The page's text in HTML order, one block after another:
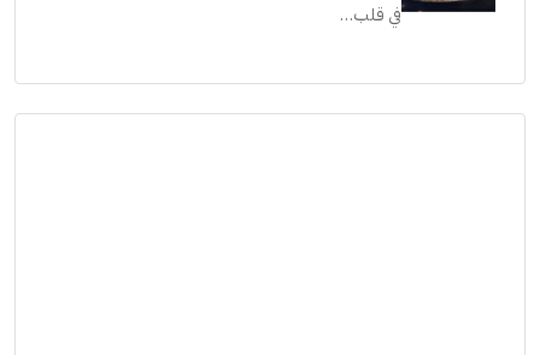
في قلب…